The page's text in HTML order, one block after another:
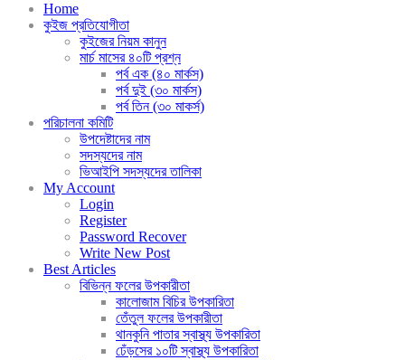
Home
কুইজ প্রতিযোগীতা
কুইজের নিয়ম কানুন
মার্চ মাসের ৪০টি প্রশ্ন
পর্ব এক (৪০ মার্কস)
পর্ব দুই (৩০ মার্কস)
পর্ব তিন (৩০ মাকর্স)
পরিচালনা কমিটি
উপদেষ্টাদের নাম
সদস্যদের নাম
ভিআইপি সদস্যদের তালিকা
My Account
Login
Register
Password Recover
Write New Post
Best Articles
বিভিন্ন ফলের উপকারীতা
কালোজাম বিচির উপকারিতা
তেঁতুল ফলের উপকারীতা
থানকুনি পাতার স্বাস্থ্য উপকারিতা
ঢেঁড়সের ১০টি স্বাস্থ্য উপকারিতা